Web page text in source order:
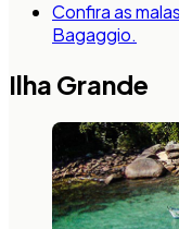
Confira as
Bagaggio.
Ilha Grande